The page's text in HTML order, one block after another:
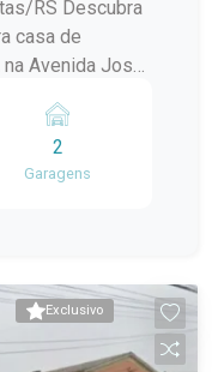
casa de
Avenida José
este
conforto e
conta com
de inverno
Além
2
Garagens
Exclusivo